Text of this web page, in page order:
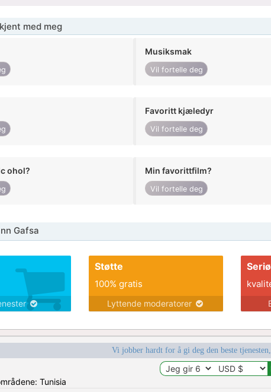
med meg
Musiksmak
Vil fortelle deg
Favoritt kjæledyr
Vil fortelle deg
ohol? Min favorittfilm?
Vil fortelle deg
Gafsa
Støtte
100% gratis
Lyttende moderatorer
Vi jobber hardt for å gi deg den beste
Tunisia